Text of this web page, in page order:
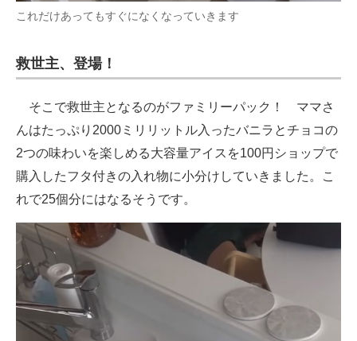
これだけあってもすぐになくなっていきます
救世主、登場！
そこで救世主となるのがファミリーパック！ ママさ
んはたっぷり2000ミリリットル入ったバニラとチョコの
2つの味わいを楽しめる大容量アイスを100円ショップで
購入したフタ付きの入れ物に小分けしていきました。こ
れで25個分にはなるそうです。